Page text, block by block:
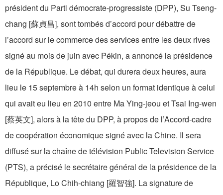
président du Parti démocrate-progressiste (DPP), Su Tseng-
chang [蘇貞昌], sont tombés d’accord pour débattre de
l’accord sur le commerce des services entre les deux rives
signé au mois de juin avec Pékin, a annoncé la présidence
de la République. Le débat, qui durera deux heures, aura
lieu le 15 septembre à 14h selon un format identique à celui
qui avait eu lieu en 2010 entre Ma Ying-jeou et Tsai Ing-wen
[蔡英文], alors à la tête du DPP, à propos de l’Accord-cadre
de coopération économique signé avec la Chine. Il sera
diffusé sur la chaîne de télévision Public Television Service
(PTS), a précisé le secrétaire général de la présidence de la
République, Lo Chih-chiang [羅智強]. La signature de